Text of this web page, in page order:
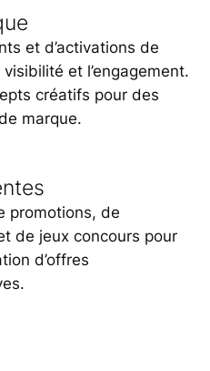
et d’activations de
et l’engagement.
créatifs pour des
marque.
promotions, de
de jeux concours pour
d’offres